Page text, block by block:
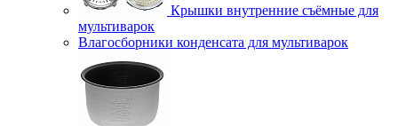
Крышки внутренние съёмные для
мультиварок
Влагосборники конденсата для мультиварок